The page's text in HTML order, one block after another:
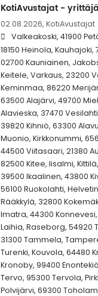
KotiAvustajat - yrittäjä
02.08.2026, KotiAvustajat
Valkeakoski, 41900
18150 Heinola,
02700 Kauniainen,
Keitele, Varkaus, 23200
Keminmaa, 86220
63500 Alajärvi, 49700
Alavieska, 37470
39820 Kihniö, 63300
Muonio, Kirkkonummi,
44500 Viitasaari, 21380
82500 Kitee, Iisalmi,
39500 Ikaalinen, 43800
56100 Ruokolahti,
Rääkkylä, 32800
Imatra, 44300
Laihia, Raseborg, 54920
31300 Tammela,
Turenki, Kouvola, 64480
Kronoby, 99400
Tervo, 95300 Tervola,
Polvijärvi, 69300